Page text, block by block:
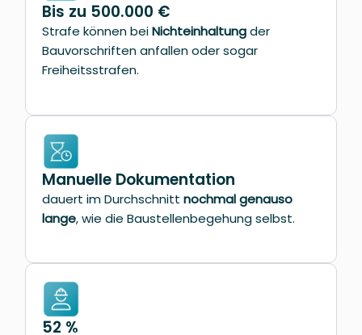
Bis zu 500.000 €
Strafe können beiNichteinhaltungder
Bauvorschriften anfallen oder sogar
Freiheitsstrafen.
Manuelle Dokumentation
dauert im Durchschnittnochmal genauso
lange, wie die Baustellenbegehung selbst.
52 %